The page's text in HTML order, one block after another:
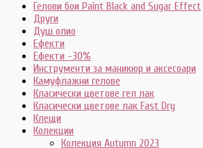
Гелови бои Paint Black and Sugar Effect
Други
Душ олио
Ефекти
Ефекти -30%
Инструменти за маникюр и аксесоари
Камуфлажни гелове
Класически цветове гел лак
Класически цветове лак Fast Dry
Клещи
Колекции
Колекция Autumn 2023